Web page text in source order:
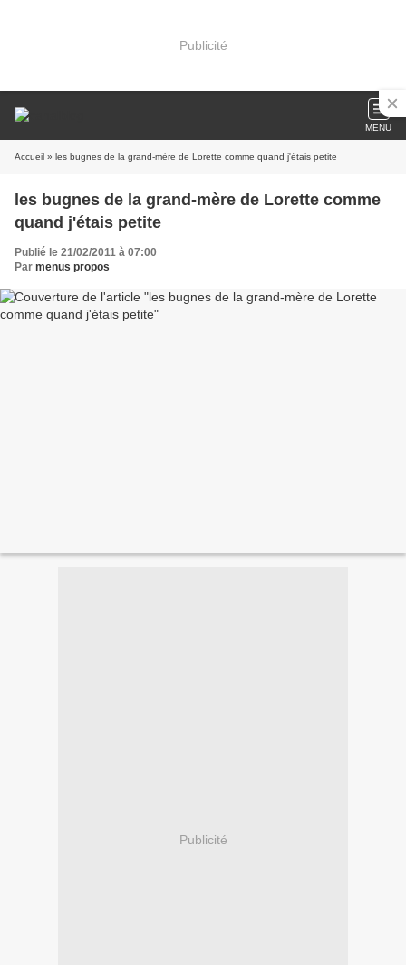
Publicité
MENU
Accueil » les bugnes de la grand-mère de Lorette comme quand j'étais petite
les bugnes de la grand-mère de Lorette comme
quand j'étais petite
Publié le 21/02/2011 à 07:00
Par menus propos
Publicité